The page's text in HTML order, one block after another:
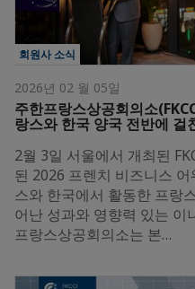
회원사 소식
2026년 02 월 05일
주한프랑스상공회의소
랑스와 한국 양국 전반에 걸
2월 3일 서울에서 개최된
된 2026 프렌치 비즈니스
스와 한국에서 활동한 프랑
어난 성과와 영향력 있는 이
프랑스상공회의소는 본…